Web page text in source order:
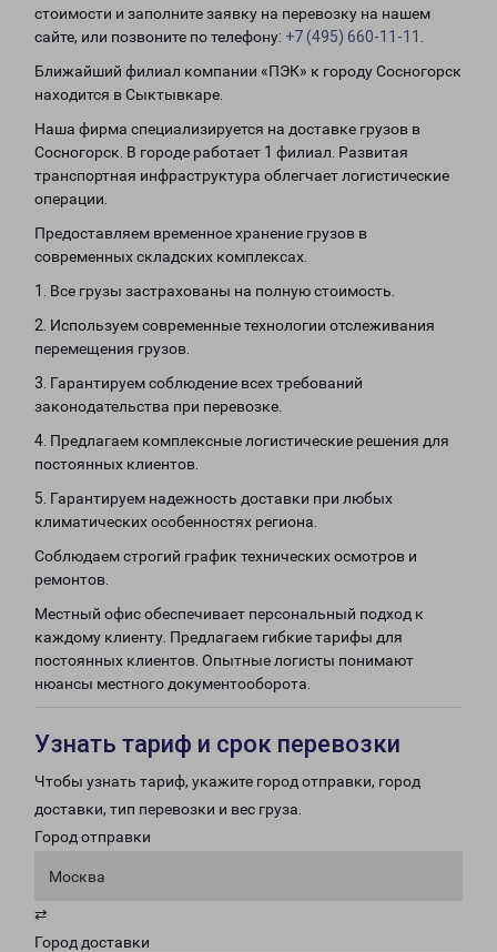
стоимости и заполните заявку на перевозку на нашем
сайте, или позвоните по телефону: +7 (495) 660-11-11
Ближайший филиал компании «ПЭК» к городу Сосногорск
находится в Сыктывкаре.
Наша фирма специализируется на доставке грузов в
Сосногорск. В городе работает 1 филиал. Развитая
транспортная инфраструктура облегчает логистические
операции.
Предоставляем временное хранение грузов в
современных складских комплексах.
1. Все грузы застрахованы на полную стоимость.
2. Используем современные технологии отслеживания
перемещения грузов.
3. Гарантируем соблюдение всех требований
законодательства при перевозке.
4. Предлагаем комплексные логистические решения для
постоянных клиентов.
5. Гарантируем надежность доставки при любых
климатических особенностях региона.
Соблюдаем строгий график технических осмотров и
ремонтов.
Местный офис обеспечивает персональный подход к
каждому клиенту. Предлагаем гибкие тарифы для
постоянных клиентов. Опытные логисты понимают
нюансы местного документооборота.
Узнать тариф и срок перевозки
Чтобы узнать тариф, укажите город отправки, город
доставки, тип перевозки и вес груза.
Город отправки
Москва
⇄
Город доставки